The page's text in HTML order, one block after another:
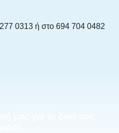
0313 ή στο 694 704 0482